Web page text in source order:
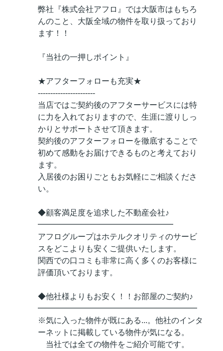
弊社『株式会社アフロ』では大阪市はもちろ
んのこと、大阪全域の物件を取り扱っており
ます！！
『当社の一押しポイント』
★アフターフォローも充実★
-----------------------
当店ではご契約後のアフターサービスには特
に力を入れておりますので、生涯に渡りしっ
かりとサポートさせて頂きます。
契約後のアフターフォローを徹底することで
初めて感動をお届けできるものと考えており
ます。
入居後のお困りごともお気軽にご相談くださ
い。
◆顧客満足度を追求した不動産会社♪
━━━━━━━━━━━━━━━━━
アフログループはホテルクオリティのサービ
スをどこよりも安くご提供いたします。
関西での口コミも非常に高く多くのお客様に
評価頂いております。
◆他社様よりもお安く！！お部屋のご契約♪
━━━━━━━━━━━━━━━━━━━━
※気に入った物件が既にある...。他社のインタ
ーネットに掲載している物件が気になる。
当社では全ての物件をご紹介可能です。